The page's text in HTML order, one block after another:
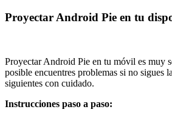
Proyectar Android Pie en tu
Proyectar Android Pie en tu móvil es muy
posible encuentres problemas si no sigues
siguientes con cuidado.
Instrucciones paso a paso: